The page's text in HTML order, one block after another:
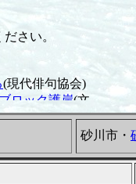
砂川市・